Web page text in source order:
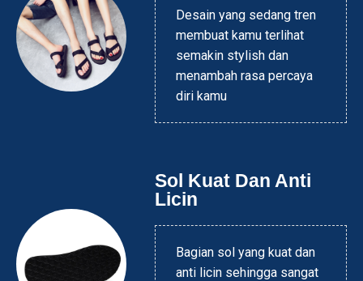
Desain yang sedang tren
membuat kamu terlihat
semakin stylish dan
menambah rasa percaya
diri kamu
Sol Kuat Dan Anti
Licin
Bagian sol yang kuat dan
anti licin sehingga sangat